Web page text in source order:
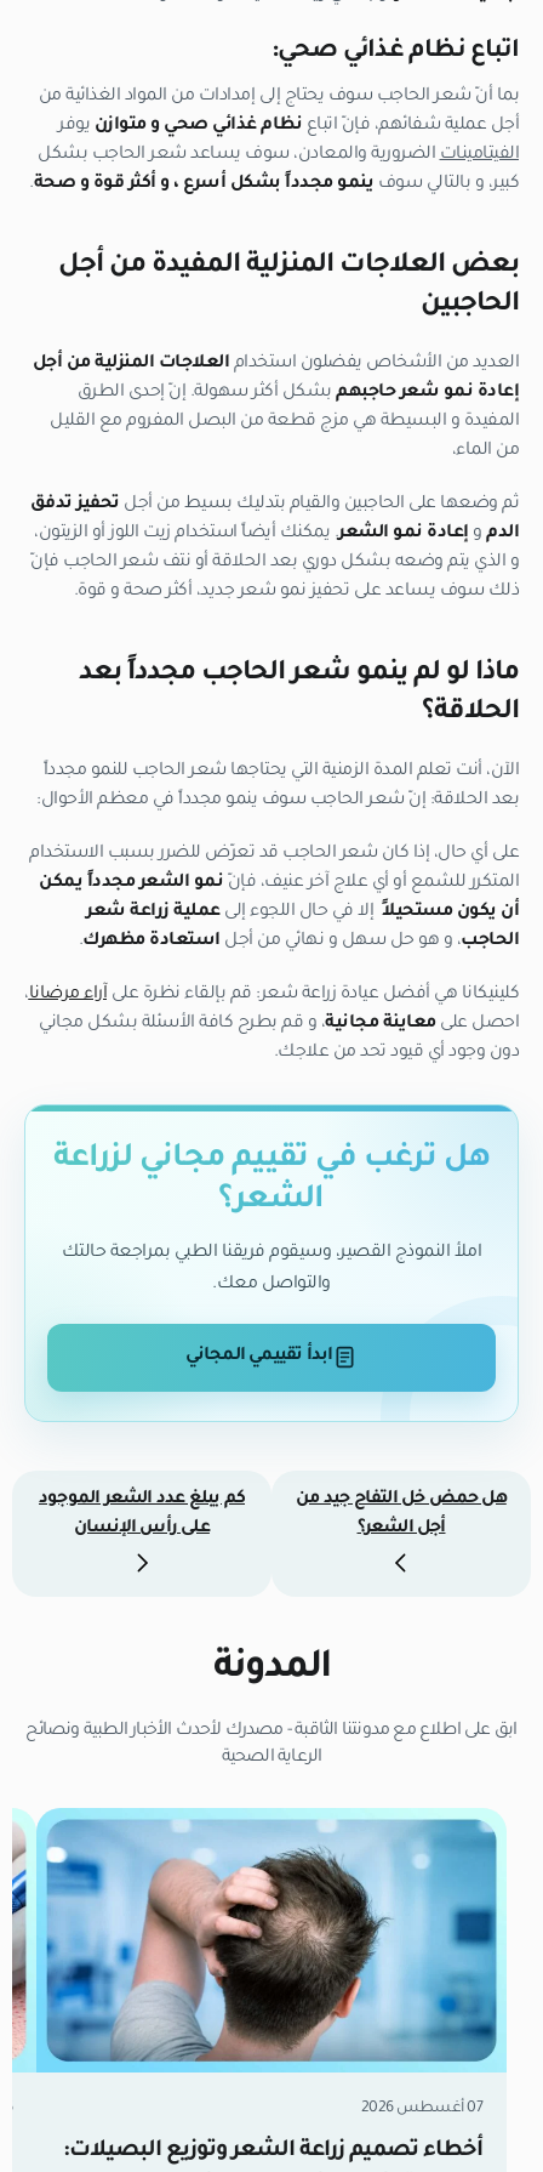
اتباع نظام غذائي صحي:
بما أنّ شعر الحاجب سوف يحتاج إلى إمدادات من المواد الغذائية من
أجل عملية شفائهم، فإنّ اتباع نظام غذائي صحي و متوازن يوفر
الفيتاميناتالضرورية والمعادن، سوف يساعد شعر الحاجب بشكل
كبير، و بالتالي سوف ينمو مجدداً بشكل أسرع ، و أكثر قوة و صحة.
بعض العلاجات المنزلية المفيدة من أجل
الحاجبين
العديد من الأشخاص يفضلون استخدام العلاجات المنزلية من أجل
إعادة نمو شعر حاجبهم بشكل أكثر سهولة. إنّ إحدى الطرق
المفيدة و البسيطة هي مزج قطعة من البصل المفروم مع القليل
من الماء،
ثم وضعها على الحاجبين والقيام بتدليك بسيط من أجل تحفيز تدفق
الدم و إعادة نمو الشعر. يمكنك أيضاً استخدام زيت اللوز أو الزيتون،
و الذي يتم وضعه بشكل دوري بعد الحلاقة أو نتف شعر الحاجب فإنّ
ذلك سوف يساعد على تحفيز نمو شعر جديد، أكثر صحة و قوة.
ماذا لو لم ينمو شعر الحاجب مجدداً بعد
الحلاقة؟
الآن، أنت تعلم المدة الزمنية التي يحتاجها شعر الحاجب للنمو مجدداً
بعد الحلاقة: إنّ شعر الحاجب سوف ينمو مجدداً في معظم الأحوال:
على أي حال، إذا كان شعر الحاجب قد تعرّض للضرر بسبب الاستخدام
المتكرر للشمع أو أي علاج آخر عنيف، فإنّ نمو الشعر مجدداً يمكن
أن يكون مستحيلاً إلا في حال اللجوء إلىعملية زراعة شعر
الحاجب، و هو حل سهل و نهائي من أجل استعادة مظهرك.
كلينيكانا هي أفضل عيادة زراعة شعر: قم بإلقاء نظرة على آراء مرضانا،
احصل علىمعاينة مجانية، و قم بطرح كافة الأسئلة بشكل مجاني
دون وجود أي قيود تحد من علاجك.
هل ترغب في تقييم مجاني لزراعة
الشعر؟
املأ النموذج القصير، وسيقوم فريقنا الطبي بمراجعة حالتك
والتواصل معك.
ابدأ تقييمي المجاني
هل حمض خل التفاح جيد من
أجل الشعر؟
كم يبلغ عدد الشعر الموجود
على رأس الإنسان
المدونة
ابق على اطلاع مع مدونتنا الثاقبة - مصدرك لأحدث الأخبار الطبية ونصائح
الرعاية الصحية
07 أغسطس 2026
أخطاء تصميم زراعة الشعر وتوزيع البصيلات: